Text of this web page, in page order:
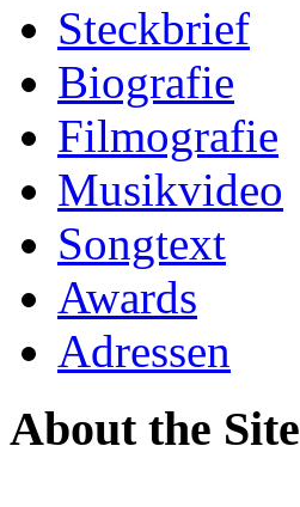
Steckbrief
Biografie
Filmografie
Musikvideo
Songtext
Awards
Adressen
About the Site